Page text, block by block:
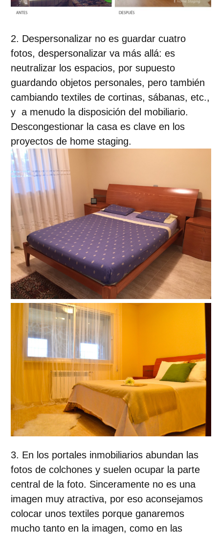
Despersonalizar no es guardar cuatro
fotos, despersonalizar va más allá: es
neutralizar los espacios, por supuesto
guardando objetos personales, pero también
cambiando textiles de cortinas, sábanas, etc.,
y a menudo la disposición del mobiliario.
Descongestionar la casa es clave en los
proyectos de home staging.
En los portales inmobiliarios abundan las
fotos de colchones y suelen ocupar la parte
central de la foto. Sinceramente no es una
imagen muy atractiva, por eso aconsejamos
colocar unos textiles porque ganaremos
mucho tanto en la imagen, como en las